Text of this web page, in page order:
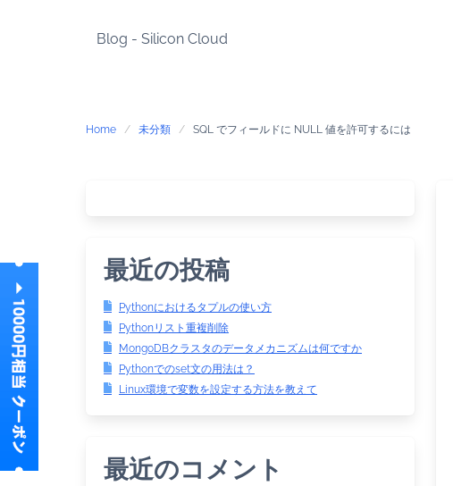
Blog - Silicon Cloud
Home 未分類 SQL でフィールドに NULL 値を許可するには
最近の投稿
Pythonにおけるタプルの使い方
Pythonリスト重複削除
MongoDBクラスタのデータメカニズムは何ですか
Pythonでのset文の用法は？
Linux環境で変数を設定する方法を教えて
最近のコメント